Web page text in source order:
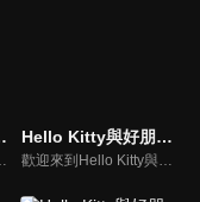
S1(中文版)
洛米, 準備和朋友們一起經歷有趣的冒險吧!
Hello Kitty與好朋友的超可愛大冒險S4(中文版)
歡迎來到Hello Kitty與好朋友的超可愛大冒險!與Hello Kitty, 大眼蛙, 酷企鵝, 美樂蒂, 布丁狗還有酷洛米, 準備和朋友們一起經歷有趣的冒險吧!